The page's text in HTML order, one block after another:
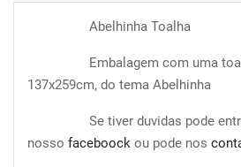
Abelhinha Toalha
Embalagem com uma
137x259cm, do tema Abelhinha
Se tiver duvidas pode
nosso faceboock ou pode nos